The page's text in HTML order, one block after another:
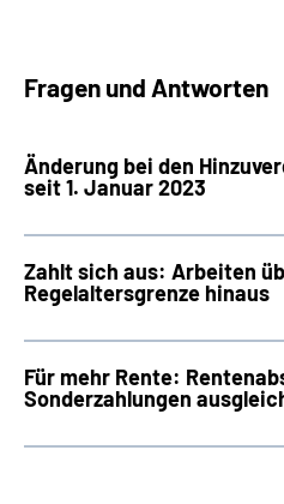
Fragen und Antworten
Änderung bei den
seit 1. Januar 2023
Zahlt sich aus: Arbeiten
Regelaltersgrenze hinaus
Für mehr Rente:
Sonderzahlungen